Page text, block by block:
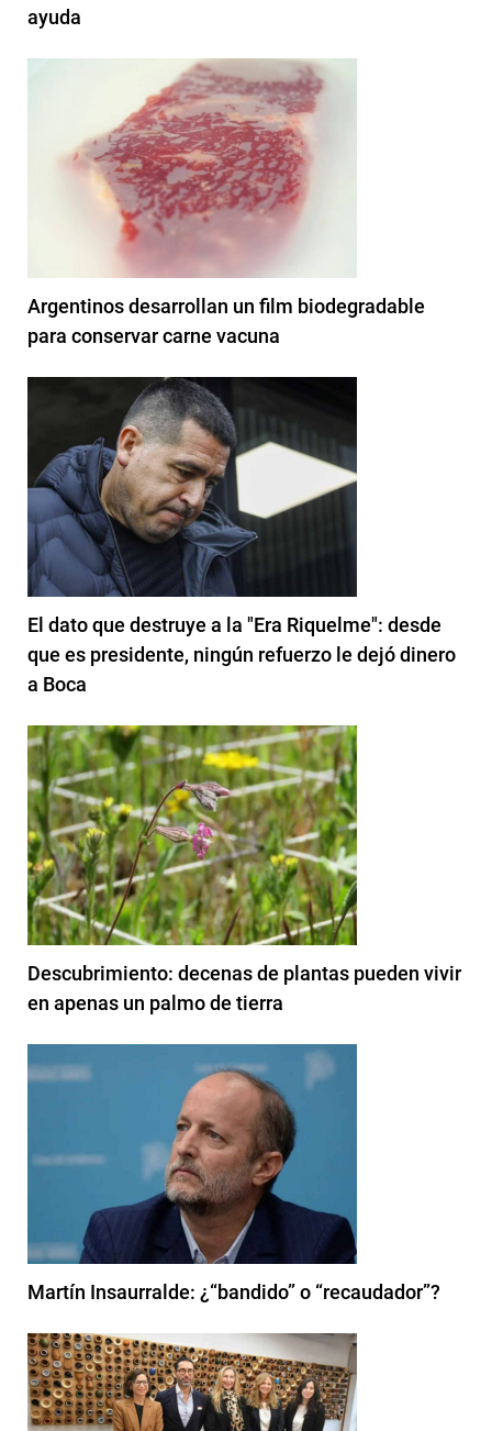
ayuda
Argentinos desarrollan un film biodegradable
para conservar carne vacuna
El dato que destruye a la "Era Riquelme": desde
que es presidente, ningún refuerzo le dejó dinero
a Boca
Descubrimiento: decenas de plantas pueden vivir
en apenas un palmo de tierra
Martín Insaurralde: ¿“bandido” o “recaudador”?